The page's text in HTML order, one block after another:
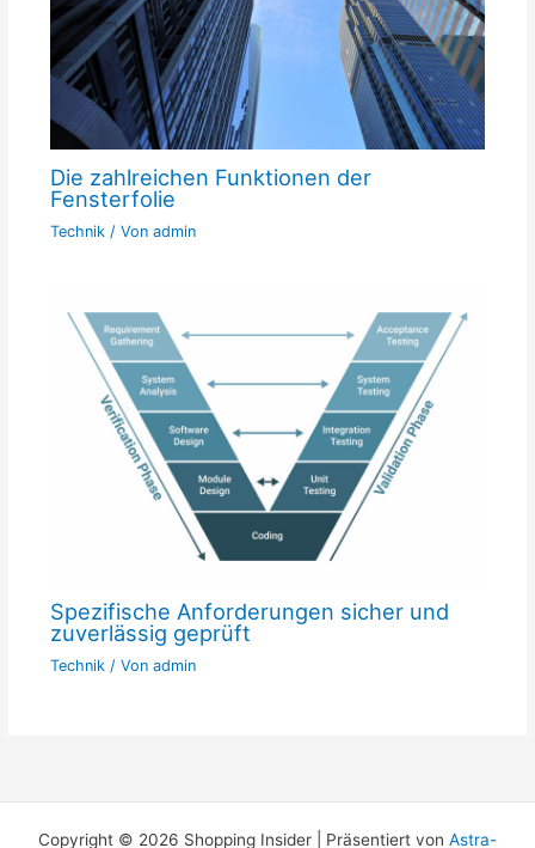
Die zahlreichen Funktionen der
Fensterfolie
Technik/ Von admin
Spezifische Anforderungen sicher und
zuverlässig geprüft
Technik/ Von admin
Copyright © 2026 Shopping Insider | Präsentiert von Astra-